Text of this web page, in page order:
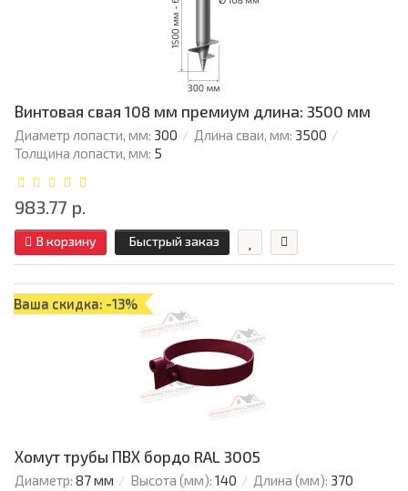
Винтовая свая 108 мм премиум длина: 3500 мм
Диаметр лопасти, мм: 300 Длина сваи, мм: 3500
Толщина лопасти, мм: 5
983.77 р.
В корзину Быстрый заказ
Ваша скидка: -13%
Хомут трубы ПВХ бордо RAL 3005
Диаметр: 87 мм Высота (мм): 140 Длина (мм): 370